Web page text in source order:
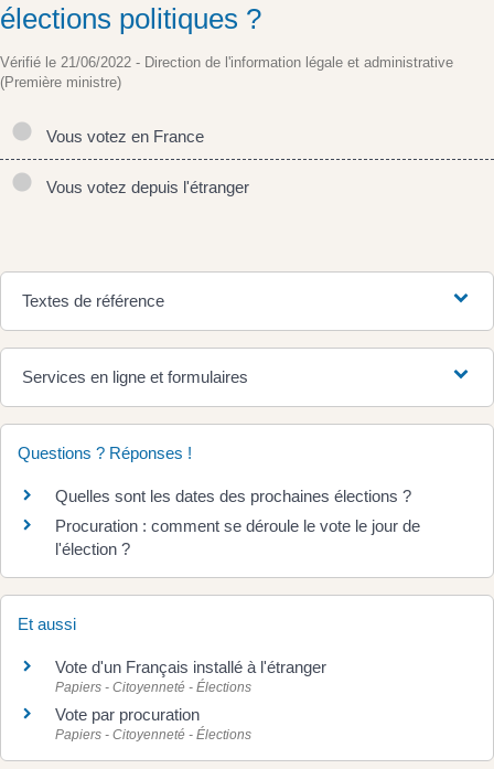
élections politiques ?
Vérifié le 21/06/2022 - Direction de l'information légale et administrative
(Première ministre)
Vous votez en France
Vous votez depuis l'étranger
Textes de référence
Services en ligne et formulaires
Questions ? Réponses !
Quelles sont les dates des prochaines élections ?
Procuration : comment se déroule le vote le jour de
l'élection ?
Et aussi
Vote d'un Français installé à l'étranger
Papiers - Citoyenneté - Élections
Vote par procuration
Papiers - Citoyenneté - Élections